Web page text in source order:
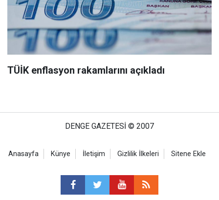
TÜİK enflasyon rakamlarını açıkladı
DENGE GAZETESİ © 2007
Anasayfa Künye İletişim Gizlilik İlkeleri Sitene Ekle